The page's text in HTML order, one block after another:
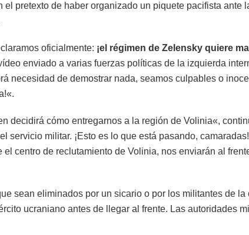
el pretexto de haber organizado un piquete pacifista ante
oficialmente: ¡el régimen de Zelensky quiere
enviado a varias fuerzas políticas de la izquierda
necesidad de demostrar nada, seamos culpables o
decidirá cómo entregarnos a la región de Volinia«,
servicio militar. ¡Esto es lo que está pasando,
el centro de reclutamiento de Volinia, nos enviarán al
sean eliminados por un sicario o por los militantes de
ucraniano antes de llegar al frente. Las autoridades